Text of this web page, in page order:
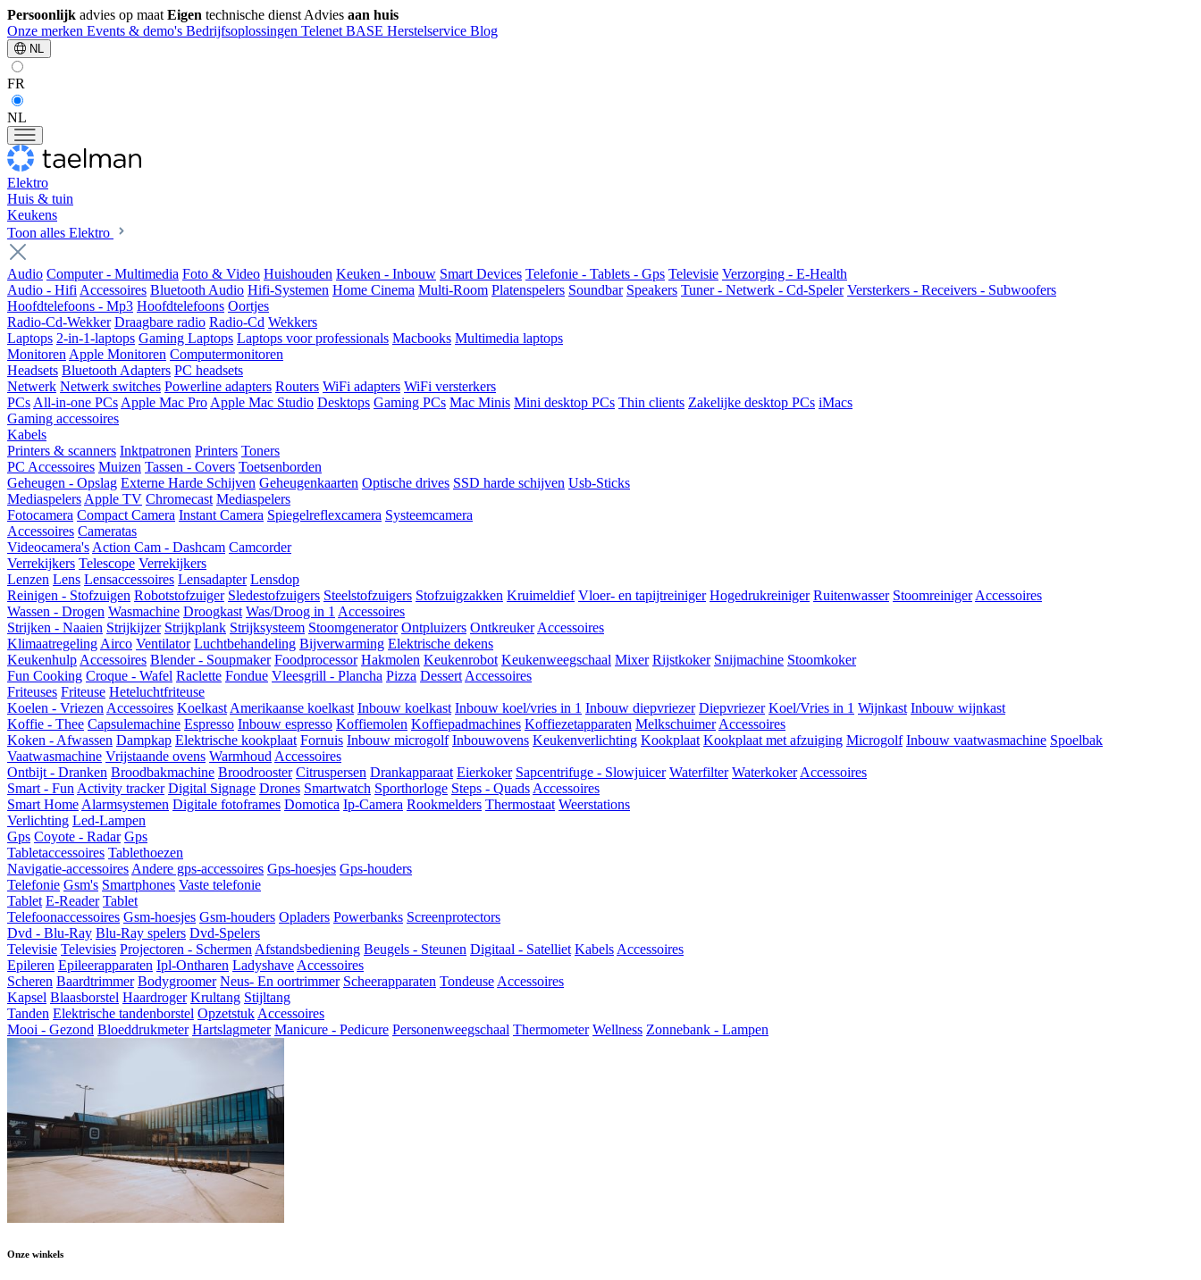
Persoonlijk advies op maat Eigen technische dienst Advies aan huis
Onze merken Events & demo's Bedrijfsoplossingen Telenet BASE Herstelservice Blog
NL
FR
NL
Elektro
Huis & tuin
Keukens
Toon alles Elektro
Audio Computer - Multimedia Foto & Video Huishouden Keuken - Inbouw Smart Devices Telefonie - Tablets - Gps Televisie Verzorging - E-Health
Audio - Hifi Accessoires Bluetooth Audio Hifi-Systemen Home Cinema Multi-Room Platenspelers Soundbar Speakers Tuner - Netwerk - Cd-Speler Versterkers - Receivers - Subwoofers
Hoofdtelefoons - Mp3 Hoofdtelefoons Oortjes
Radio-Cd-Wekker Draagbare radio Radio-Cd Wekkers
Laptops 2-in-1-laptops Gaming Laptops Laptops voor professionals Macbooks Multimedia laptops
Monitoren Apple Monitoren Computermonitoren
Headsets Bluetooth Adapters PC headsets
Netwerk Netwerk switches Powerline adapters Routers WiFi adapters WiFi versterkers
PCs All-in-one PCs Apple Mac Pro Apple Mac Studio Desktops Gaming PCs Mac Minis Mini desktop PCs Thin clients Zakelijke desktop PCs iMacs
Gaming accessoires
Kabels
Printers & scanners Inktpatronen Printers Toners
PC Accessoires Muizen Tassen - Covers Toetsenborden
Geheugen - Opslag Externe Harde Schijven Geheugenkaarten Optische drives SSD harde schijven Usb-Sticks
Mediaspelers Apple TV Chromecast Mediaspelers
Fotocamera Compact Camera Instant Camera Spiegelreflexcamera Systeemcamera
Accessoires Cameratas
Videocamera's Action Cam - Dashcam Camcorder
Verrekijkers Telescope Verrekijkers
Lenzen Lens Lensaccessoires Lensadapter Lensdop
Reinigen - Stofzuigen Robotstofzuiger Sledestofzuigers Steelstofzuigers Stofzuigzakken Kruimeldief Vloer- en tapijtreiniger Hogedrukreiniger Ruitenwasser Stoomreiniger Accessoires
Wassen - Drogen Wasmachine Droogkast Was/Droog in 1 Accessoires
Strijken - Naaien Strijkijzer Strijkplank Strijksysteem Stoomgenerator Ontpluizers Ontkreuker Accessoires
Klimaatregeling Airco Ventilator Luchtbehandeling Bijverwarming Elektrische dekens
Keukenhulp Accessoires Blender - Soupmaker Foodprocessor Hakmolen Keukenrobot Keukenweegschaal Mixer Rijstkoker Snijmachine Stoomkoker
Fun Cooking Croque - Wafel Raclette Fondue Vleesgrill - Plancha Pizza Dessert Accessoires
Friteuses Friteuse Heteluchtfriteuse
Koelen - Vriezen Accessoires Koelkast Amerikaanse koelkast Inbouw koelkast Inbouw koel/vries in 1 Inbouw diepvriezer Diepvriezer Koel/Vries in 1 Wijnkast Inbouw wijnkast
Koffie - Thee Capsulemachine Espresso Inbouw espresso Koffiemolen Koffiepadmachines Koffiezetapparaten Melkschuimer Accessoires
Koken - Afwassen Dampkap Elektrische kookplaat Fornuis Inbouw microgolf Inbouwovens Keukenverlichting Kookplaat Kookplaat met afzuiging Microgolf Inbouw vaatwasmachine Spoelbak
Vaatwasmachine Vrijstaande ovens Warmhoud Accessoires
Ontbijt - Dranken Broodbakmachine Broodrooster Citruspersen Drankapparaat Eierkoker Sapcentrifuge - Slowjuicer Waterfilter Waterkoker Accessoires
Smart - Fun Activity tracker Digital Signage Drones Smartwatch Sporthorloge Steps - Quads Accessoires
Smart Home Alarmsystemen Digitale fotoframes Domotica Ip-Camera Rookmelders Thermostaat Weerstations
Verlichting Led-Lampen
Gps Coyote - Radar Gps
Tabletaccessoires Tablethoezen
Navigatie-accessoires Andere gps-accessoires Gps-hoesjes Gps-houders
Telefonie Gsm's Smartphones Vaste telefonie
Tablet E-Reader Tablet
Telefoonaccessoires Gsm-hoesjes Gsm-houders Opladers Powerbanks Screenprotectors
Dvd - Blu-Ray Blu-Ray spelers Dvd-Spelers
Televisie Televisies Projectoren - Schermen Afstandsbediening Beugels - Steunen Digitaal - Satelliet Kabels Accessoires
Epileren Epileerapparaten Ipl-Ontharen Ladyshave Accessoires
Scheren Baardtrimmer Bodygroomer Neus- En oortrimmer Scheerapparaten Tondeuse Accessoires
Kapsel Blaasborstel Haardroger Krultang Stijltang
Tanden Elektrische tandenborstel Opzetstuk Accessoires
Mooi - Gezond Bloeddrukmeter Hartslagmeter Manicure - Pedicure Personenweegschaal Thermometer Wellness Zonnebank - Lampen
Onze winkels